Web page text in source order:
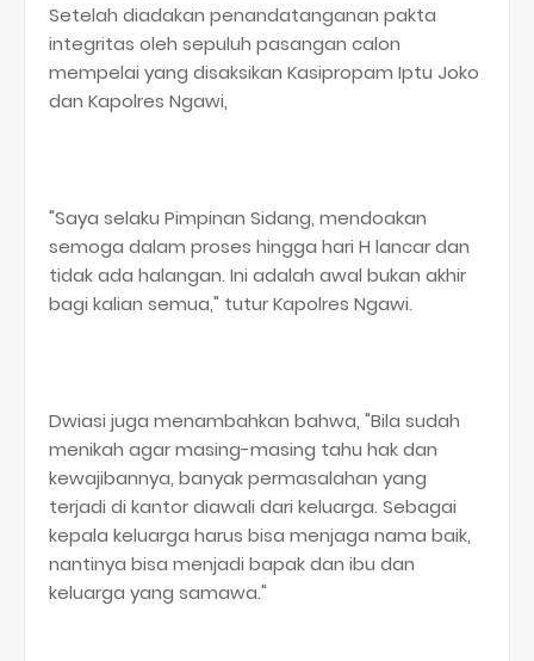
Setelah diadakan penandatanganan pakta
integritas oleh sepuluh pasangan calon
mempelai yang disaksikan Kasipropam Iptu Joko
dan Kapolres Ngawi,
"Saya selaku Pimpinan Sidang, mendoakan
semoga dalam proses hingga hari H lancar dan
tidak ada halangan. Ini adalah awal bukan akhir
bagi kalian semua," tutur Kapolres Ngawi.
Dwiasi juga menambahkan bahwa, "Bila sudah
menikah agar masing-masing tahu hak dan
kewajibannya, banyak permasalahan yang
terjadi di kantor diawali dari keluarga. Sebagai
kepala keluarga harus bisa menjaga nama baik,
nantinya bisa menjadi bapak dan ibu dan
keluarga yang samawa."